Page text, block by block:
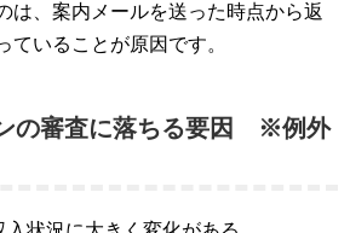
は、案内メールを送った時点から返
ていることが原因です。
の審査に落ちる要因 ※例外